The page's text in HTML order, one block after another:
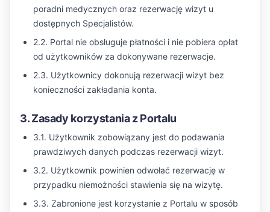
poradni medycznych oraz rezerwację wizyt u
dostępnych Specjalistów.
2.2. Portal nie obsługuje płatności i nie pobiera opłat
od użytkowników za dokonywane rezerwacje.
2.3. Użytkownicy dokonują rezerwacji wizyt bez
konieczności zakładania konta.
3. Zasady korzystania z Portalu
3.1. Użytkownik zobowiązany jest do podawania
prawdziwych danych podczas rezerwacji wizyt.
3.2. Użytkownik powinien odwołać rezerwację w
przypadku niemożności stawienia się na wizytę.
3.3. Zabronione jest korzystanie z Portalu w sposób